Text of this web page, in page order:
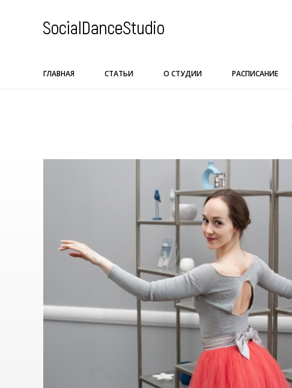
ГЛАВНАЯ СТАТЬИ О СТУДИИ РАСПИСАНИЕ